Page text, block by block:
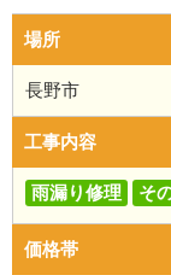
場所
長野市
工事内容
雨漏り修理 そ
価格帯